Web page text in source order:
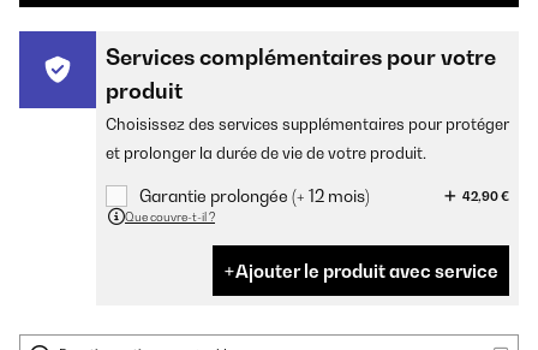
Services complémentaires pour votre
produit
Choisissez des services supplémentaires pour protéger
et prolonger la durée de vie de votre produit.
Garantie prolongée (+ 12 mois)
42,90 €
Que couvre-t-il ?
Ajouter le produit avec service